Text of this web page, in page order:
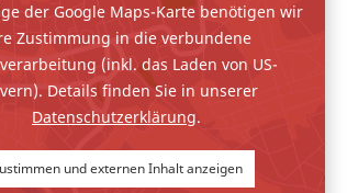
der Google Maps-Karte benötigen wir
Zustimmung in die verbundene
(inkl. das Laden von US-
Details finden Sie in unserer
Datenschutzerklärung.
und externen Inhalt anzeigen